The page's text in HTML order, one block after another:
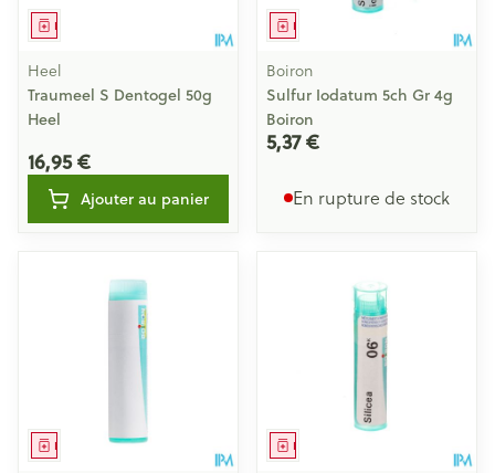
Médicament
Heel
Traumeel S Dentogel 50g
Heel
16,95 €
Ajouter au panier
Médicament
Boiron
Sulfur Iodatum 5ch Gr 4g
Boiron
5,37 €
En rupture de stock
Médicament Médicament